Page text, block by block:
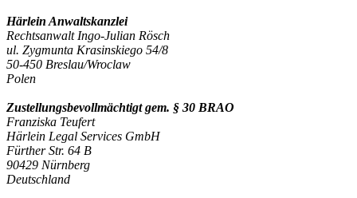
Härlein Anwaltskanzlei
Rechtsanwalt Ingo-Julian Rösch
ul. Zygmunta Krasinskiego 54/8
50-450 Breslau/Wroclaw
Polen
Zustellungsbevollmächtigt gem. § 30 BRAO
Franziska Teufert
Härlein Legal Services GmbH
Fürther Str. 64 B
90429 Nürnberg
Deutschland